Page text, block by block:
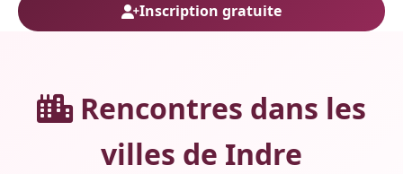
Inscription gratuite
Rencontres dans les
villes de Indre